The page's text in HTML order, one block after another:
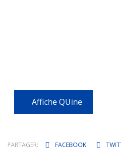
Affiche QUine
PARTAGER: FACEBOOK